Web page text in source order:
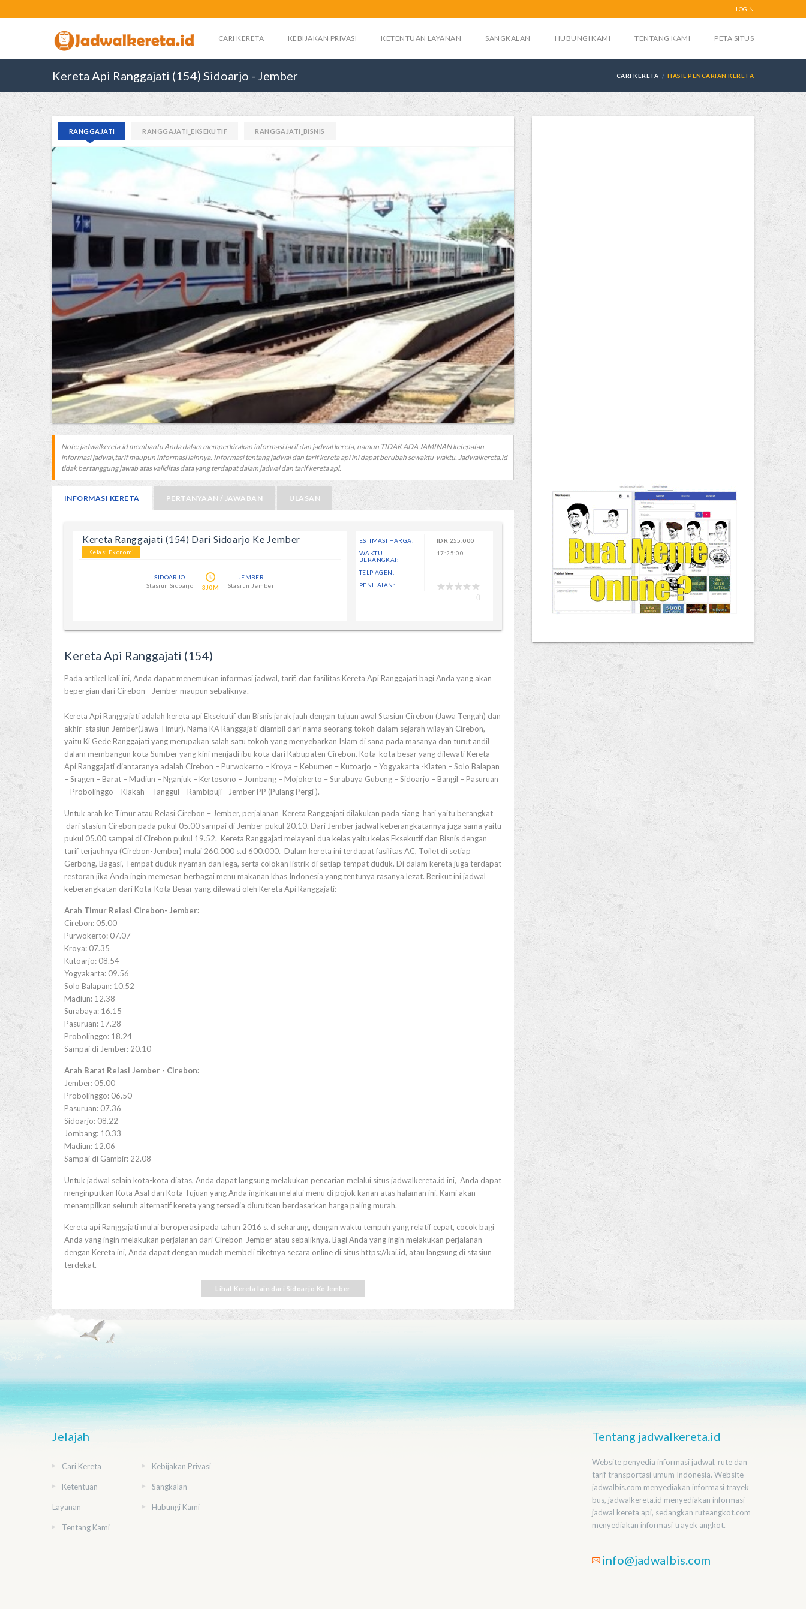
LOGIN
CARI KERETA KEBIJAKAN PRIVASI KETENTUAN LAYANAN SANGKALAN HUBUNGI KAMI TENTANG KAMI PETA SITUS
Kereta Api Ranggajati (154) Sidoarjo - Jember CARI KERETA HASIL PENCARIAN KERETA
RANGGAJATI RANGGAJATI_EKSEKUTIF RANGGAJATI_BISNIS
Note: jadwalkereta.id membantu Anda dalam memperkirakan informasi tarif dan jadwal kereta, namun TIDAK ADA JAMINAN ketepatan
informasi jadwal,tarif maupun informasi lainnya. Informasi tentang jadwal dan tarif kereta api ini dapat berubah sewaktu-waktu. Jadwalkereta.id
tidak bertanggung jawab atas validitas data yang terdapat dalam jadwal dan tarif kereta api.
INFORMASI KERETA PERTANYAAN / JAWABAN ULASAN
Kereta Ranggajati (154) Dari Sidoarjo Ke Jember
Kelas: Ekonomi
SIDOARJO
Stasiun Sidoarjo
3J0M
JEMBER
Stasiun Jember
ESTIMASI HARGA: IDR 255.000
WAKTU
BERANGKAT:
17:25:00
TELP AGEN:
PENILAIAN:
0
Kereta Api Ranggajati (154)
Pada artikel kali ini, Anda dapat menemukan informasi jadwal, tarif, dan fasilitas Kereta Api Ranggajati bagi Anda yang akan
bepergian dari Cirebon - Jember maupun sebaliknya.
Kereta Api Ranggajati adalah kereta api Eksekutif dan Bisnis jarak jauh dengan tujuan awal Stasiun Cirebon (Jawa Tengah) dan
akhir stasiun Jember(Jawa Timur). Nama KA Ranggajati diambil dari nama seorang tokoh dalam sejarah wilayah Cirebon,
yaitu Ki Gede Ranggajati yang merupakan salah satu tokoh yang menyebarkan Islam di sana pada masanya dan turut andil
dalam membangun kota Sumber yang kini menjadi ibu kota dari Kabupaten Cirebon. Kota-kota besar yang dilewati Kereta
Api Ranggajati diantaranya adalah Cirebon – Purwokerto – Kroya – Kebumen – Kutoarjo – Yogyakarta -Klaten – Solo Balapan
– Sragen – Barat – Madiun – Nganjuk – Kertosono – Jombang – Mojokerto – Surabaya Gubeng – Sidoarjo – Bangil – Pasuruan
– Probolinggo – Klakah – Tanggul – Rambipuji - Jember PP (Pulang Pergi ).
Untuk arah ke Timur atau Relasi Cirebon – Jember, perjalanan Kereta Ranggajati dilakukan pada siang hari yaitu berangkat
dari stasiun Cirebon pada pukul 05.00 sampai di Jember pukul 20.10. Dari Jember jadwal keberangkatannya juga sama yaitu
pukul 05.00 sampai di Cirebon pukul 19.52. Kereta Ranggajati melayani dua kelas yaitu kelas Eksekutif dan Bisnis dengan
tarif terjauhnya (Cirebon-Jember) mulai 260.000 s.d 600.000. Dalam kereta ini terdapat fasilitas AC, Toilet di setiap
Gerbong, Bagasi, Tempat duduk nyaman dan lega, serta colokan listrik di setiap tempat duduk. Di dalam kereta juga terdapat
restoran jika Anda ingin memesan berbagai menu makanan khas Indonesia yang tentunya rasanya lezat. Berikut ini jadwal
keberangkatan dari Kota-Kota Besar yang dilewati oleh Kereta Api Ranggajati:
Arah Timur Relasi Cirebon- Jember:
Cirebon: 05.00
Purwokerto: 07.07
Kroya: 07.35
Kutoarjo: 08.54
Yogyakarta: 09.56
Solo Balapan: 10.52
Madiun: 12.38
Surabaya: 16.15
Pasuruan: 17.28
Probolinggo: 18.24
Sampai di Jember: 20.10
Arah Barat Relasi Jember - Cirebon:
Jember: 05.00
Probolinggo: 06.50
Pasuruan: 07.36
Sidoarjo: 08.22
Jombang: 10.33
Madiun: 12.06
Sampai di Gambir: 22.08
Untuk jadwal selain kota-kota diatas, Anda dapat langsung melakukan pencarian melalui situs jadwalkereta.id ini, Anda dapat
menginputkan Kota Asal dan Kota Tujuan yang Anda inginkan melalui menu di pojok kanan atas halaman ini. Kami akan
menampilkan seluruh alternatif kereta yang tersedia diurutkan berdasarkan harga paling murah.
Kereta api Ranggajati mulai beroperasi pada tahun 2016 s. d sekarang, dengan waktu tempuh yang relatif cepat, cocok bagi
Anda yang ingin melakukan perjalanan dari Cirebon-Jember atau sebaliknya. Bagi Anda yang ingin melakukan perjalanan
dengan Kereta ini, Anda dapat dengan mudah membeli tiketnya secara online di situs https://kai.id, atau langsung di stasiun
terdekat.
Lihat Kereta lain dari Sidoarjo Ke Jember
Jelajah
Cari Kereta Kebijakan Privasi
Ketentuan
Layanan
Sangkalan
Hubungi Kami
Tentang Kami
Tentang jadwalkereta.id
Website penyedia informasi jadwal, rute dan
tarif transportasi umum Indonesia. Website
jadwalbis.com menyediakan informasi trayek
bus, jadwalkereta.id menyediakan informasi
jadwal kereta api, sedangkan ruteangkot.com
menyediakan informasi trayek angkot.
info@jadwalbis.com